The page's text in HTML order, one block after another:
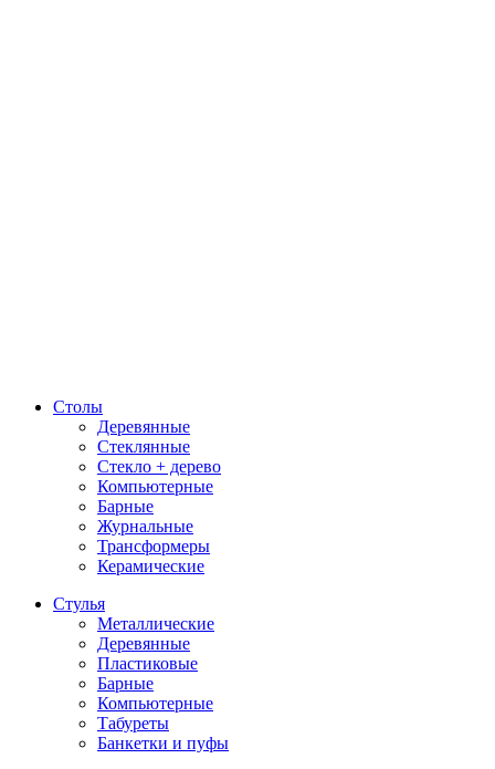
Столы
Деревянные
Стеклянные
Стекло + дерево
Компьютерные
Барные
Журнальные
Трансформеры
Керамические
Стулья
Металлические
Деревянные
Пластиковые
Барные
Компьютерные
Табуреты
Банкетки и пуфы